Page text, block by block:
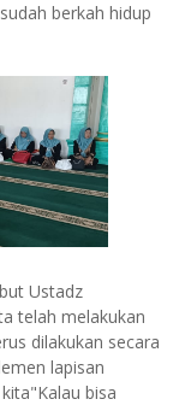
berkah hidup
Ustadz
telah melakukan
dilakukan secara
lapisan
bisa